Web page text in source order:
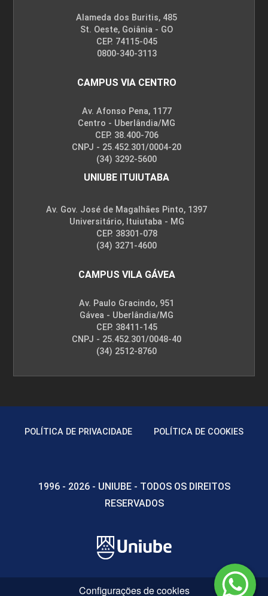
10h
com Intercorrências na Gestação
Distúrbios Hemorrágicos na Gestação
Alameda dos Buritis, 485
St. Oeste, Goiânia - GO
CEP. 74115-045
0800-340-3113
CAMPUS VIA CENTRO
Av. Afonso Pena, 1177
Centro - Uberlândia/MG
CEP. 38.400-706
CNPJ - 25.452.301/0004-20
(34) 3292-5600
UNIUBE ITUIUTABA
Av. Gov. José de Magalhães Pinto, 1397
Universitário, Ituiutaba - MG
CEP. 38301-078
(34) 3271-4600
CAMPUS VILA GÁVEA
Av. Paulo Gracindo, 951
Gávea - Uberlândia/MG
CEP. 38411-145
CNPJ - 25.452.301/0048-40
(34) 2512-8760
POLÍTICA DE PRIVACIDADE POLÍTICA DE COOKIES
1996 - 2026 - UNIUBE - TODOS OS DIREITOS
RESERVADOS
Configurações de cookies